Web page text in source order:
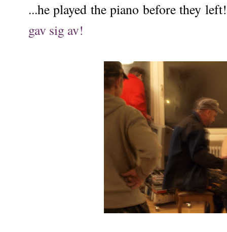
...he played the piano before they
gav sig av!